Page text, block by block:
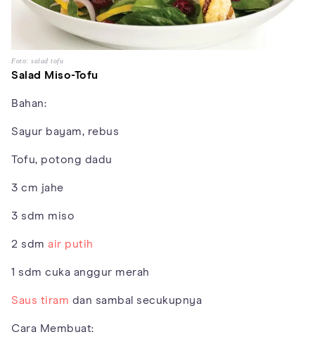
Foto: salad tofu
Salad Miso-Tofu
Bahan:
Sayur bayam, rebus
Tofu, potong dadu
3 cm jahe
3 sdm miso
2 sdm air putih
1 sdm cuka anggur merah
Saus tiram dan sambal secukupnya
Cara Membuat: